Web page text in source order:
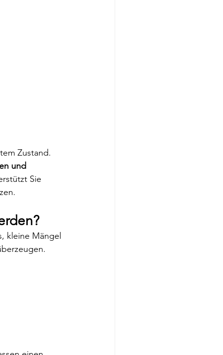
Zustand.
und
Sie
kleine Mängel